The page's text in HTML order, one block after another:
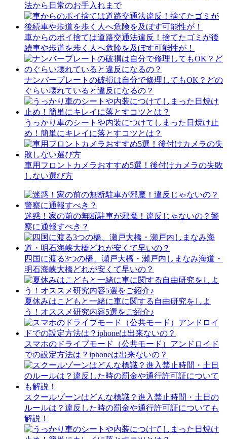
法から日常のお手入れまで
車からのポイ捨ては道路交通法違反！捨てたゴミが後
続車や歩道を歩く人へ危険を及ぼす可能性が！
ナンバープレートの破損は自分で修理してもOK？どの
ぐらい壊れていると違反になるの？
うっかり車のシートや内装につけてしまった日焼け止
め！簡単にキレイに落とすコツとは？
車用フロントカメラおすすめ5選！後付けカメラの失敗
しない選び方
迷惑！家の前の無断駐車が邪魔！違反じゃないの？警
察に通報すべき？
四国に渡る3つの橋、瀬戸大橋・瀬戸内しまなみ海道・
明石海峡大橋どれが安くて早いの？
夏休みはこどもと一緒に車に関する自由研究をしよ
う！オススメ研究内容5選をご紹介♪
スマホのドライブモード（公共モード）アンドロイド
での設定方法は？iphoneは出来ないの？
スクールゾーンはどんな標識？進入禁止時間・土日の
ルールは？違反した時の罰金や通行許可証についても
解説！